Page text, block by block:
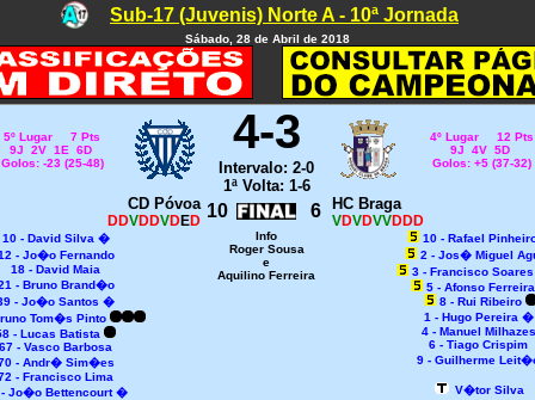
Sub-17 (Juvenis) Norte A - 10ª Jornada
Sábado, 28 de Abril de 2018
5º Lugar 7 Pts
9J 2V 1E 6D
Golos: -23 (25-48)
4-3
Intervalo: 2-0
1ª Volta: 1-6
4º Lugar 12 Pts
9J 4V 5D
Golos: +5 (37-32)
CD Póvoa
DDVDDVDED 10 6 HC Braga
VDVDVVDDD
10 - David Silva �
- Jo�o Fernando
18 - David Maia
- Bruno Brand�o
- Jo�o Santos �
Tom�s Pinto
- Lucas Batista
67 - Vasco Barbosa
- Andr� Sim�es
- Francisco Lima
- Jo�o Bettencourt�
Info
Roger Sousa
e
Aquilino Ferreira
10 - Rafael
2 - Jos� Miguel
3 - Francisco
5 - Afonso
8 - Rui Ribeiro
1 - Hugo Pereira �
4 - Manuel Milhazes
6 - Tiago Crispim
9 - Guilherme
V�tor Silva